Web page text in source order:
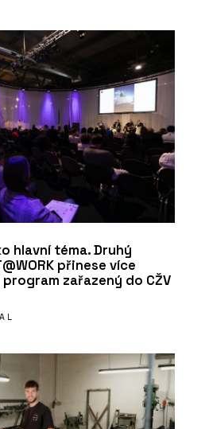
hlavní téma. Druhý
přinese více
zařazený do CŽV